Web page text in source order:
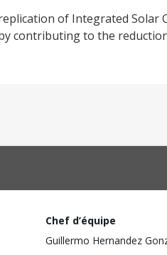
of Integrated Solar
contributing to the
Chef d’équipe
Guillermo Hernandez